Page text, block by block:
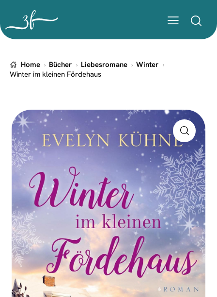
Home Bücher Liebesromane
Winter
Winter im kleinen Fördehaus